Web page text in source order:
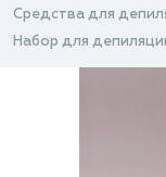
Средства для
Набор для